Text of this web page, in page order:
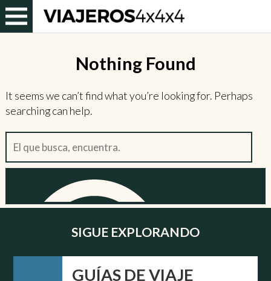
Nothing Found
It seems we can’t find what you’re looking for. Perhaps
searching can help.
Buscar:
SIGUE EXPLORANDO
GUÍAS DE VIAJE